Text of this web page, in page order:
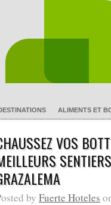
ALIMENTS ET
VOS
by Fuerte Hoteles